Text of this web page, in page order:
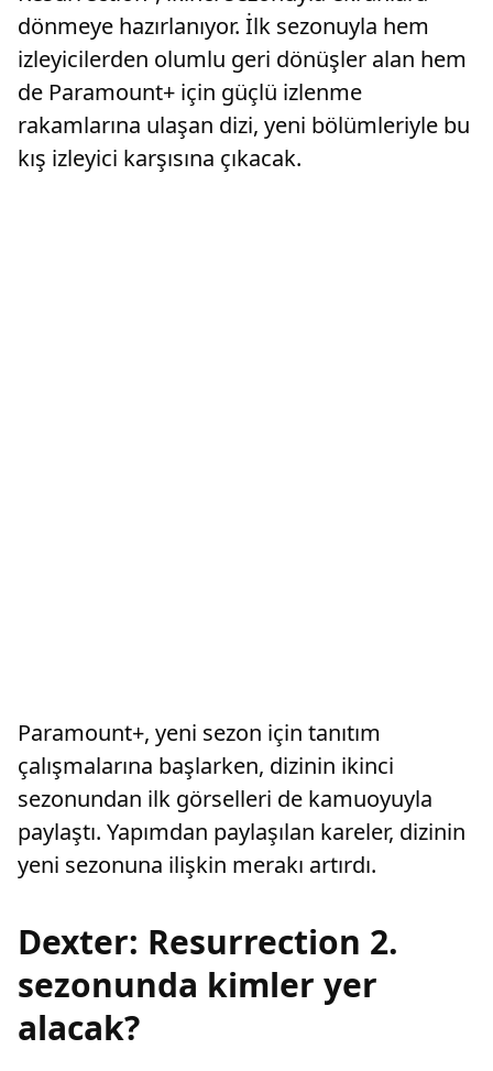
dönmeye hazırlanıyor. İlk sezonuyla hem
izleyicilerden olumlu geri dönüşler alan hem
de Paramount+ için güçlü izlenme
rakamlarına ulaşan dizi, yeni bölümleriyle bu
kış izleyici karşısına çıkacak.
Paramount+, yeni sezon için tanıtım
çalışmalarına başlarken, dizinin ikinci
sezonundan ilk görselleri de kamuoyuyla
paylaştı. Yapımdan paylaşılan kareler, dizinin
yeni sezonuna ilişkin merakı artırdı.
Dexter: Resurrection 2.
sezonunda kimler yer
alacak?